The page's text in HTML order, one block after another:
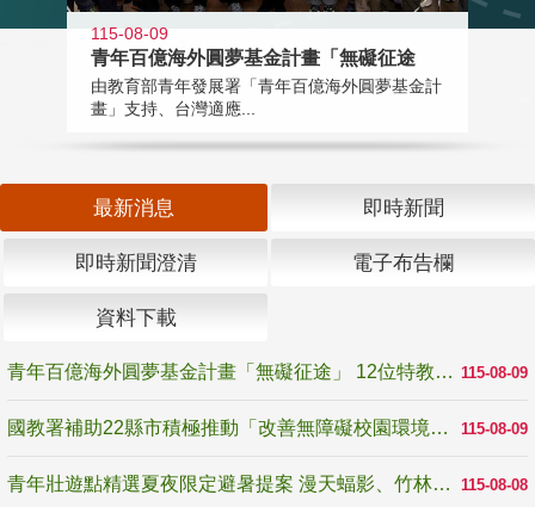
115-08-09
青年百億海外圓夢基金計畫「無礙征途
由教育部青年發展署「青年百億海外圓夢基金計
畫」支持、台灣適應...
最新消息 即時新聞
即時新聞澄清 電子布告欄
資料下載
115-08-09
青年百億海外圓夢基金計畫「無礙征途」 12位特教與弱勢青年勇闖西班牙 跨越感官限制見證生命蛻變
115-08-09
國教署補助22縣市積極推動「改善無障礙校園環境計畫」 打造友善、安全、無礙學習空間
115-08-08
青年壯遊點精選夏夜限定避暑提案 漫天蝠影、竹林尋蛙、茶香夜觀 邀青年暮色出發